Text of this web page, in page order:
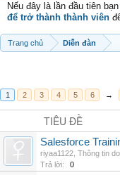
Nếu đây là lần đầu tiên
để trở thành thành viên
Trang chủ Diễn đàn
1 2 3 4 5 6 →
TIÊU ĐỀ
Salesforce
riyaa1122 Thông tin
Trả lời:
0